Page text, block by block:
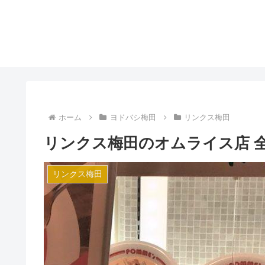
ホーム ヨドバシ梅田 リンクス梅田
リンクス梅田のオムライス店
リンクス梅田